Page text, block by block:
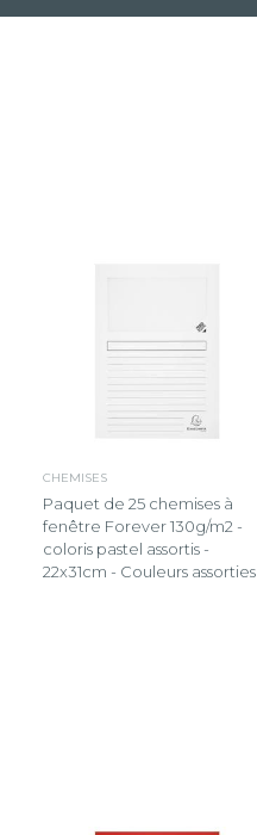
CHEMISES
Paquet de 25 chemises à
fenêtre Forever 130g/m2 -
coloris pastel assortis -
22x31cm - Couleurs assorties